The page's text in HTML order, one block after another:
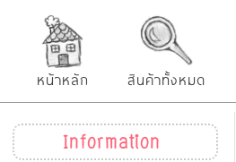
หน้าหลัก สินค้าทั้งหมด
Information